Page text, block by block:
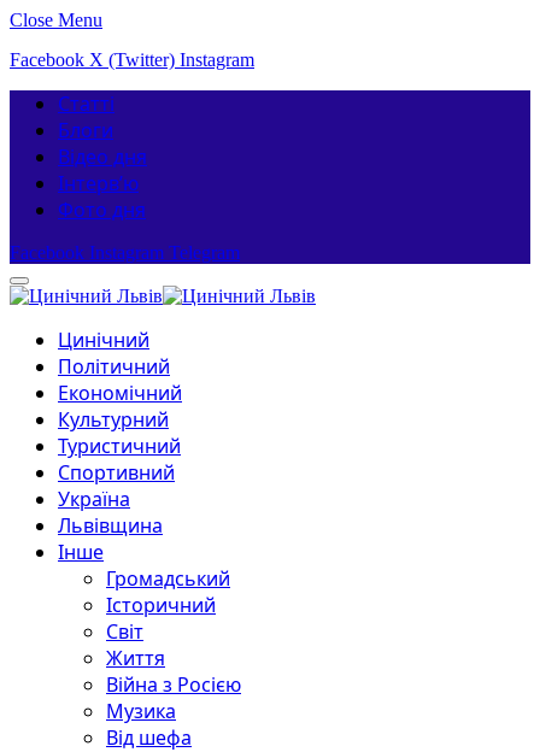
Close Menu
Facebook X (Twitter) Instagram
Статті
Блоги
Відео дня
Інтерв’ю
Фото дня
Facebook Instagram Telegram
Цинічний
Політичний
Економічний
Культурний
Туристичний
Спортивний
Україна
Львівщина
Інше
Громадський
Історичний
Світ
Життя
Війна з Росією
Музика
Від шефа